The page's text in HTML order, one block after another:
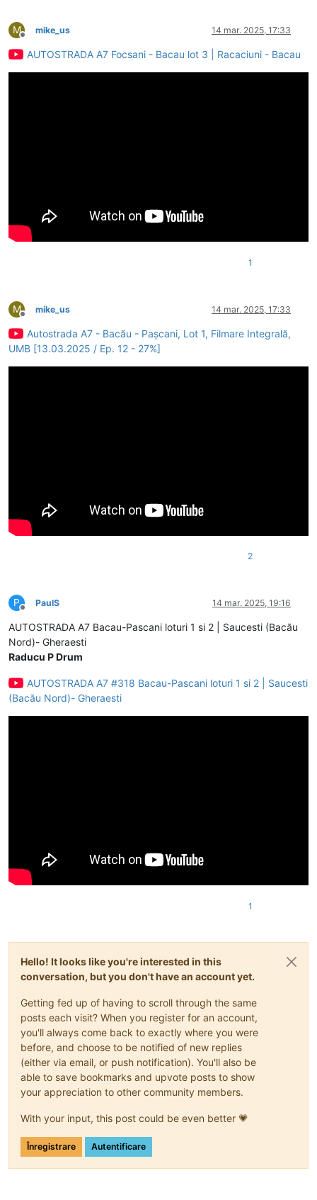
M
Deconectat
mike_us 14 mar. 2025, 17:33
AUTOSTRADA A7 Focsani - Bacau lot 3 | Racaciuni - Bacau
1
M
Deconectat
mike_us 14 mar. 2025, 17:33
Autostrada A7 - Bacău - Pașcani, Lot 1, Filmare Integrală,
UMB [13.03.2025 / Ep. 12 - 27%]
2
P
Deconectat
PaulS 14 mar. 2025, 19:16
AUTOSTRADA A7 Bacau-Pascani loturi 1 si 2 | Saucesti (Bacău
Nord)- Gheraesti
Raducu P Drum
AUTOSTRADA A7 #318 Bacau-Pascani loturi 1 si 2 | Saucesti
(Bacău Nord)- Gheraesti
1
Hello! It looks like you're interested in this
conversation, but you don't have an account yet.
Getting fed up of having to scroll through the same
posts each visit? When you register for an account,
you'll always come back to exactly where you were
before, and choose to be notified of new replies
(either via email, or push notification). You'll also be
able to save bookmarks and upvote posts to show
your appreciation to other community members.
With your input, this post could be even better 💗
Înregistrare Autentificare